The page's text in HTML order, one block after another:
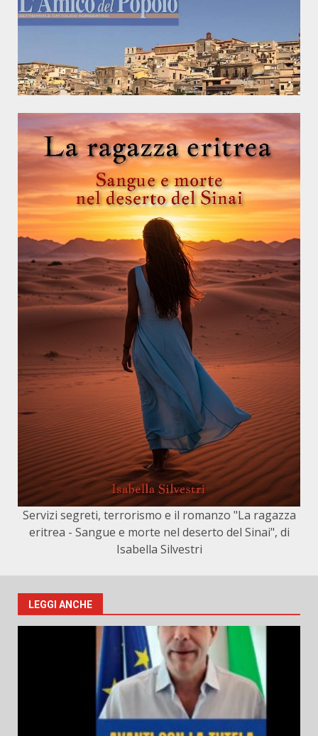
Servizi segreti, terrorismo e il romanzo "La ragazza
eritrea - Sangue e morte nel deserto del Sinai", di
Isabella Silvestri
LEGGI ANCHE